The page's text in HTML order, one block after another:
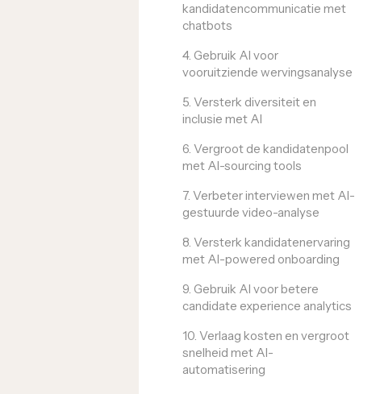
kandidatencommunicatie met
chatbots
4. Gebruik AI voor
vooruitziende wervingsanalyse
5. Versterk diversiteit en
inclusie met AI
6. Vergroot de kandidatenpool
met AI-sourcing tools
7. Verbeter interviewen met AI-
gestuurde video-analyse
8. Versterk kandidatenervaring
met AI-powered onboarding
9. Gebruik AI voor betere
candidate experience analytics
10. Verlaag kosten en vergroot
snelheid met AI-
automatisering